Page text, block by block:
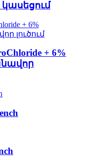
կասեցում
+ 6%